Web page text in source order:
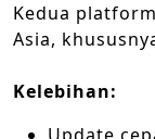
Kedua
Asia,
Kelebihan: